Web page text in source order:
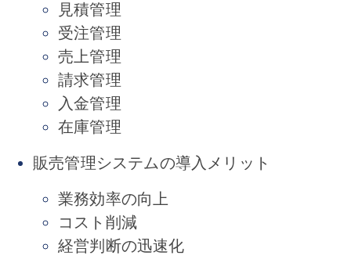
見積管理
受注管理
売上管理
請求管理
入金管理
在庫管理
販売管理システムの導入メリット
業務効率の向上
コスト削減
経営判断の迅速化